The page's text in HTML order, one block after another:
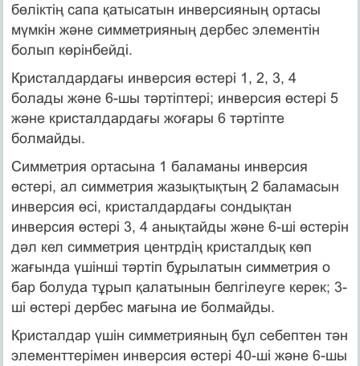
бөлiктiң сапа қатысатын инверсияның ортасы
мүмкiн және симметрияның дербес элементiн
болып көрiнбейдi.
Кристалдардағы инверсия өстерi 1, 2, 3, 4
болады және 6-шы тәртiптері; инверсия өстерi 5
және кристалдардағы жоғары 6 тәртiпте
болмайды.
Симметрия ортасына 1 баламаны инверсия
өстерi, ал симметрия жазықтықтың 2 баламасын
инверсия өсi, кристалдардағы сондықтан
инверсия өстерi 3, 4 анықтайды және 6-шi өстерін
дәл кел симметрия центрдiң кристалдық көп
жағында үшiншi тәртiп бұрылатын симметрия о
бар болуда тұрып қалатынын белгiлеуге керек; 3-
шi өстері дербес мағына ие болмайды.
Кристалдар үшiн симметрияның бұл себептен тән
элементтерiмен инверсия өстерi 40-шi және 6-шы